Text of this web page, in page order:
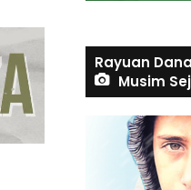
Rayuan
Musim